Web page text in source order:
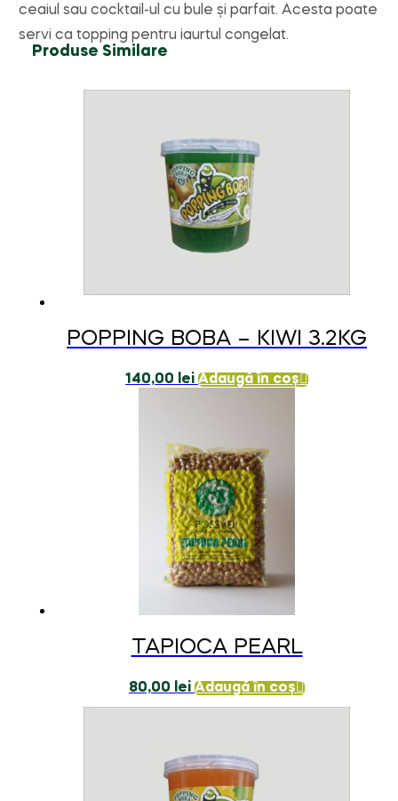
ceaiul sau cocktail-ul cu bule și parfait. Acesta poate
servi ca topping pentru iaurtul congelat.
Produse Similare
POPPING BOBA – KIWI 3.2KG
140,00 lei Adaugă în coș
TAPIOCA PEARL
80,00 lei Adaugă în coș